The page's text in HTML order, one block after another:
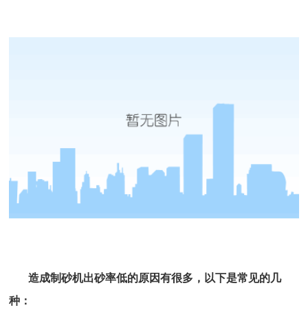
造成制砂机出砂率低的原因有很多，以下是常见的几
种：